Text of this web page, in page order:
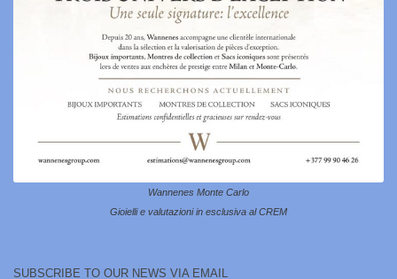
Wannenes Monte Carlo
Gioielli e valutazioni in esclusiva al CREM
SUBSCRIBE TO OUR NEWS VIA EMAIL